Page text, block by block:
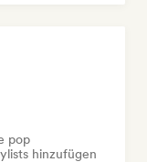
pop
hinzufügen